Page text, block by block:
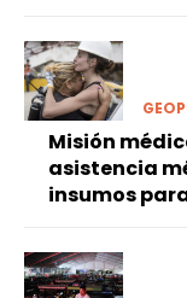
Misión
asistencia
insumos